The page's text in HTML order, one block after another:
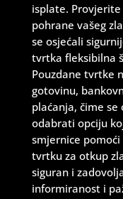
isplate.
pohrane vašeg
se osjećali
tvrtka fleksibilna
Pouzdane tvrtke
gotovinu,
plaćanja, čime
odabrati opciju
smjernice
tvrtku za otkup
siguran i
informiranost i